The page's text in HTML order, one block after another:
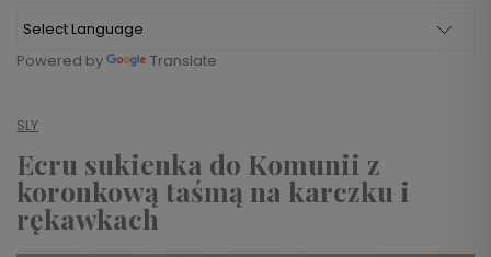
Powered by Translate
SLY
Ecru sukienka do Komunii z
koronkową taśmą na karczku i
rękawkach